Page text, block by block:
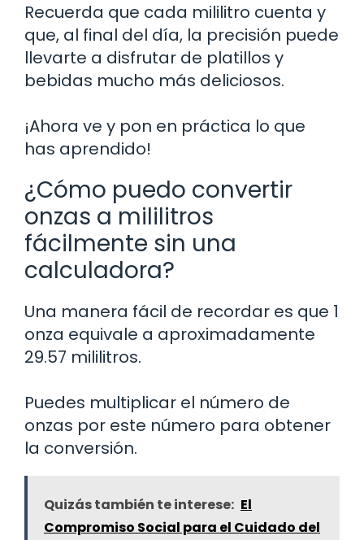
Recuerda que cada mililitro cuenta y
que, al final del día, la precisión puede
llevarte a disfrutar de platillos y
bebidas mucho más deliciosos.
¡Ahora ve y pon en práctica lo que
has aprendido!
¿Cómo puedo convertir
onzas a mililitros
fácilmente sin una
calculadora?
Una manera fácil de recordar es que 1
onza equivale a aproximadamente
29.57 mililitros.
Puedes multiplicar el número de
onzas por este número para obtener
la conversión.
Quizás también te interese: El
Compromiso Social para el Cuidado del